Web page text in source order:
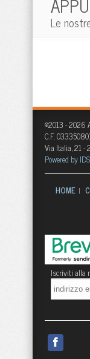
Le
©2013 - 2026
C.F.
Via Italia, 21 -
Powered by
HOME |
Iscriviti alla